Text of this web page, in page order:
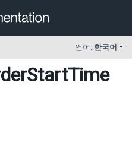
언어: 한국어